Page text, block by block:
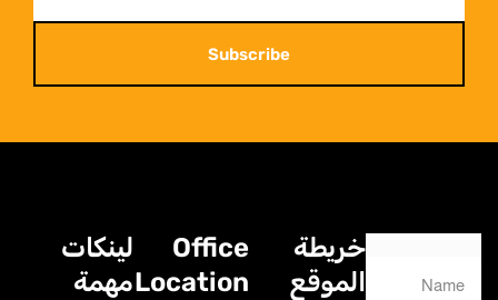
Subscribe
خريطة
الموقع
Office
Location
لينكات
مهمة